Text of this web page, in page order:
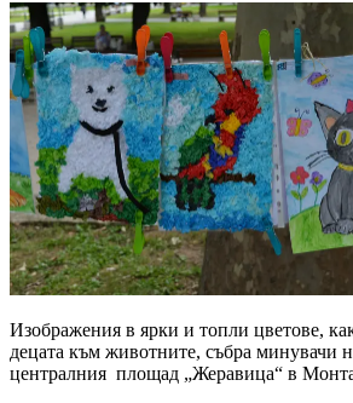
Изображения в ярки и топли цветове,
децата към животните, събра минувачи
централния площад „Жеравица“ в